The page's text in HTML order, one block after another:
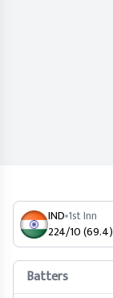
IND 1st Inn
224/10 (69.4)
Batters